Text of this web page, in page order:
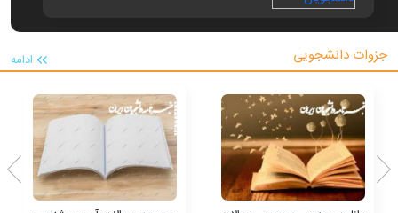
جزوات دانشجویی ادامه